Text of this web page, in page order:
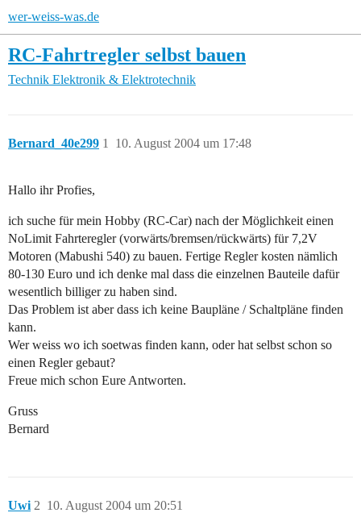
wer-weiss-was.de
RC-Fahrtregler selbst bauen
Technik Elektronik & Elektrotechnik
Bernard_40e299 10. August 2004 um 17:48
1
Hallo ihr Profies,
ich suche für mein Hobby (RC-Car) nach der Möglichkeit einen
NoLimit Fahrteregler (vorwärts/bremsen/rückwärts) für 7,2V
Motoren (Mabushi 540) zu bauen. Fertige Regler kosten nämlich
80-130 Euro und ich denke mal dass die einzelnen Bauteile dafür
wesentlich billiger zu haben sind.
Das Problem ist aber dass ich keine Baupläne / Schaltpläne finden
kann.
Wer weiss wo ich soetwas finden kann, oder hat selbst schon so
einen Regler gebaut?
Freue mich schon Eure Antworten.
Gruss
Bernard
Uwi 10. August 2004 um 20:51
2